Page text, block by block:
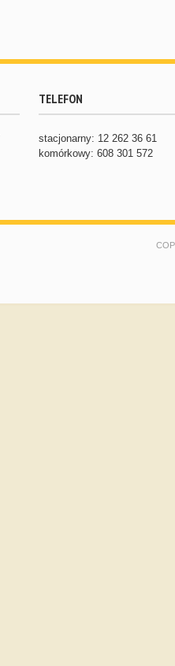
TELEFON
stacjonarny: 12 262 36 61
komórkowy: 608 301 572